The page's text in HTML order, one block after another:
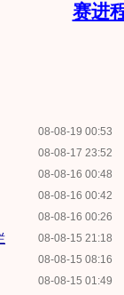
赛进
08-08-19 00:53
08-08-17 23:52
08-08-16 00:48
08-08-16 00:42
08-08-16 00:26
08-08-15 21:18
08-08-15 08:16
08-08-15 01:49